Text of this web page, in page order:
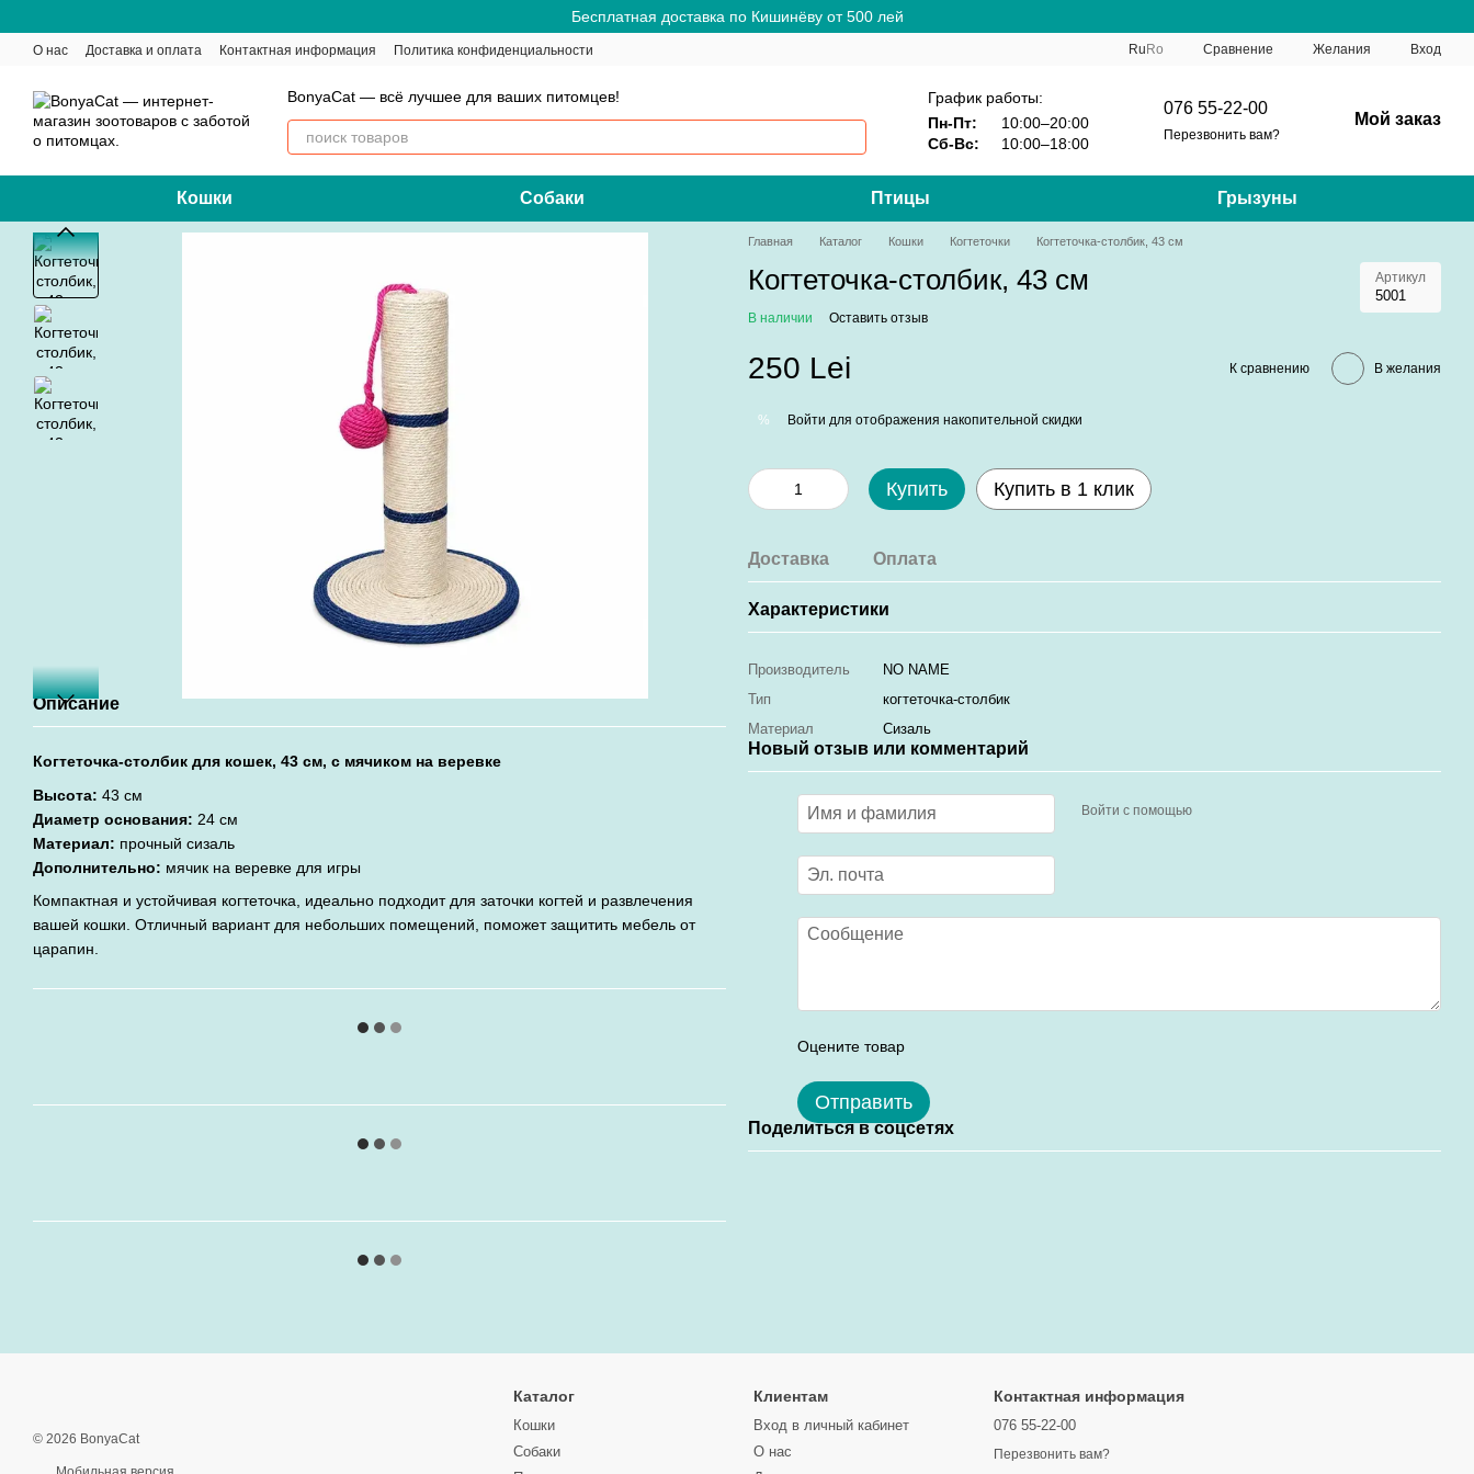
Бесплатная доставка по Кишинёву от 500 лей
О нас Доставка и оплата Контактная информация Политика конфиденциальности Ru Ro Сравнение Желания Вход
BonyaCat — всё лучшее для ваших питомцев!
График работы:
Пн-Пт:
10:00–20:00
Сб-Вс:
10:00–18:00
076 55-22-00
Перезвонить вам?
Мой заказ
Кошки Собаки Птицы Грызуны
Описание
Когтеточка-столбик для кошек, 43 см, с мячиком на веревке
Высота: 43 см
Диаметр основания: 24 см
Материал: прочный сизаль
Дополнительно: мячик на веревке для игры
Компактная и устойчивая когтеточка, идеально подходит для заточки когтей и развлечения
вашей кошки. Отличный вариант для небольших помещений, поможет защитить мебель от
царапин.
Главная Каталог Кошки Когтеточки Когтеточка-столбик, 43 см
Когтеточка-столбик, 43 см Артикул
5001
В наличии Оставить отзыв
250 Lei К сравнению В желания
% Войти для отображения накопительной скидки
Купить Купить в 1 клик
Доставка Оплата
Характеристики
Производитель
NO NAME
Тип
когтеточка-столбик
Материал
Cизаль
Новый отзыв или комментарий
Войти с помощью
Оцените товар
Отправить
Поделиться в соцсетях
© 2026 BonyaCat
Каталог
Кошки
Собаки
Клиентам
Вход в личный кабинет
О нас
Контактная информация
076 55-22-00
Перезвонить вам?